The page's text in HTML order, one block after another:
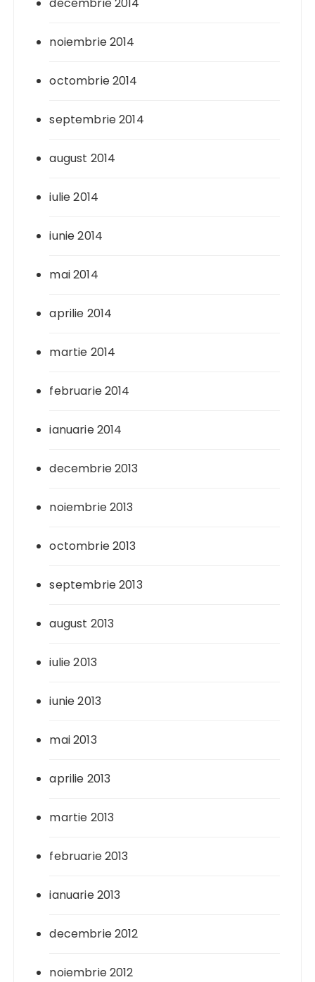
noiembrie 2014
octombrie 2014
septembrie 2014
august 2014
iulie 2014
iunie 2014
mai 2014
aprilie 2014
martie 2014
februarie 2014
ianuarie 2014
decembrie 2013
noiembrie 2013
octombrie 2013
septembrie 2013
august 2013
iulie 2013
iunie 2013
mai 2013
aprilie 2013
martie 2013
februarie 2013
ianuarie 2013
decembrie 2012
noiembrie 2012